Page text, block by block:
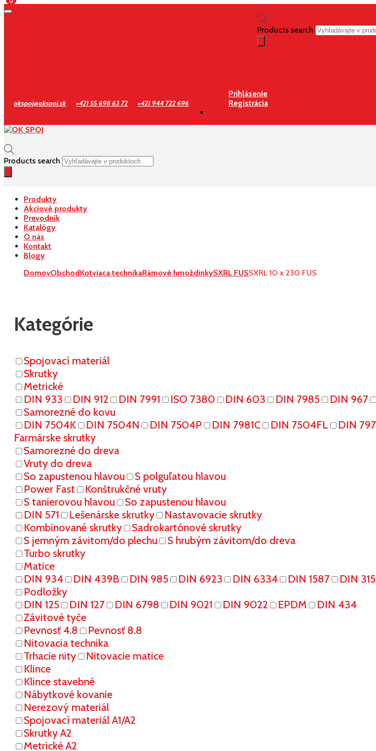
Products search
okspoj@okspoj.sk +421 55 698 63 72 +421 944 722 696
Prihlásenie
Registrácia
Products search
Produkty
Akciové produkty
Prevodník
Katalógy
O nás
Kontakt
Blogy
DomovObchodKotviaca technikaRámové hmoždinkySXRL FUSSXRL 10 x 230 FUS
Kategórie
Spojovací materiál
Skrutky
Metrické
DIN 933
DIN 912 DIN 7991 ISO 7380 DIN 603 DIN 7985 DIN 967
Samorezné do kovu
DIN 7504K
DIN 7504N DIN 7504P DIN 7981C DIN 7504FL DIN
Farmárske skrutky
Samorezné do dreva
Vruty do dreva
So zapustenou hlavou
S polguľatou hlavou
Power Fast
Konštrukčné vruty
S tanierovou hlavou
So zapustenou hlavou
DIN 571
Lešenárske skrutky
Nastavovacie skrutky
Kombinované skrutky
Sadrokartónové skrutky
S jemným závitom/do plechu
S hrubým závitom/do dreva
Turbo skrutky
Matice
DIN 934
DIN 439B DIN 985 DIN 6923 DIN 6334 DIN 1587 DIN 315
Podložky
DIN 125
DIN 127 DIN 6798 DIN 9021 DIN 9022 EPDM
DIN 434
Závitové tyče
Pevnosť 4.8
Pevnosť 8.8
Nitovacia technika
Trhacie nity
Nitovacie matice
Klince
Klince stavebné
Nábytkové kovanie
Nerezový materiál
Spojovací materiál A1/A2
Skrutky A2
Metrické A2